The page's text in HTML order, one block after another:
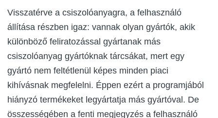
Visszatérve a csiszolóanyagra, a felhasználó
állítása részben igaz: vannak olyan gyártók, akik
különböző feliratozással gyártanak más
csiszolóanyag gyártóknak tárcsákat, mert egy
gyártó nem feltétlenül képes minden piaci
kihívásnak megfelelni. Éppen ezért a programjából
hiányzó termékeket legyártatja más gyártóval. De
összességében a fenti megjegyzés a felhasználó